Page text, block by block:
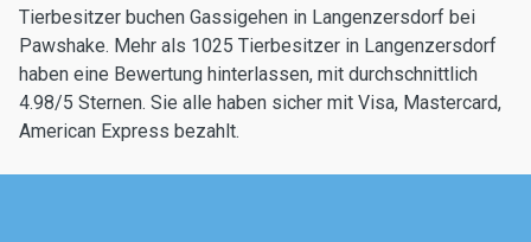
Tierbesitzer buchen Gassigehen in Langenzersdorf bei
Pawshake. Mehr als 1025 Tierbesitzer in Langenzersdorf
haben eine Bewertung hinterlassen, mit durchschnittlich
4.98/5 Sternen. Sie alle haben sicher mit Visa, Mastercard,
American Express bezahlt.